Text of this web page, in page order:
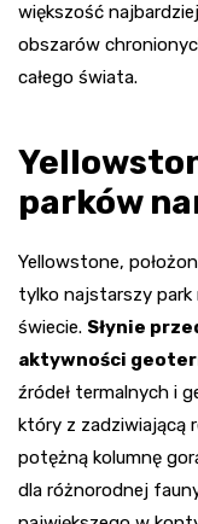
większość
obszarów
całego świata.
parków
Yellowstone,
tylko najstarszy park
świecie. Słynie
aktywności
źródeł termalnych i
który z zadziwiającą
potężną kolumnę
dla różnorodnej